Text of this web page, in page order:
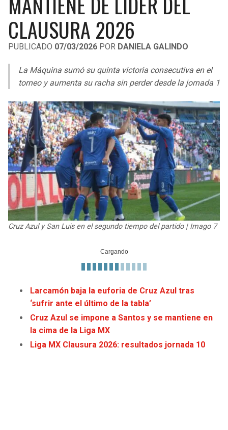
LIGA DE EXPANSIÓN MX
LEAGUES CUP
UEFA EUROPA LEAGUE
UEFA CONFERENCE LEAGUE
MLS
COPA LIBERTADORES
LIGA BETPLAY
OTRAS LIGAS
RAIDERS
CHARGERS
BENGALS
BROWNS
STEELERS
TEXANS
COLTS
COWBOYS
GIANTS
EAGLES
CAVALIERS
PISTONS
BUCKS
HAWKS
HORNETS
HEAT
MAGIC
CLIPPERS
LAKERS
SUNS
CLAUSURA 2026
PUBLICADO 07/03/2026 POR DANIELA GALINDO
La Máquina sumó su quinta victoria consecutiva en el
torneo y aumenta su racha sin perder desde la jornada 1
Cruz Azul y San Luis en el segundo tiempo del partido | Imago 7
Larcamón baja la euforia de Cruz Azul tras
‘sufrir ante el último de la tabla’
Cruz Azul se impone a Santos y se mantiene en
la cima de la Liga MX
Liga MX Clausura 2026: resultados jornada 10